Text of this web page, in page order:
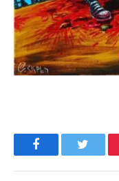
FacebookTwitter